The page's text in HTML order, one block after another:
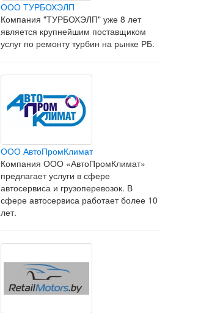
ООО ТУРБОХЭЛП
Компания "ТУРБОХЭЛП" уже 8 лет
является крупнейшим поставщиком
услуг по ремонту турбин на рынке РБ.
ООО АвтоПромКлимат
Компания ООО «АвтоПромКлимат»
предлагает услуги в сфере
автосервиса и грузоперевозок. В
сфере автосервиса работает более 10
лет.